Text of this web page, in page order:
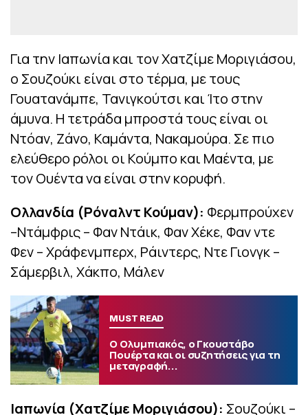
Για την Ιαπωνία και τον Χατζίμε Μοριγιάσου,
ο Σουζούκι είναι στο τέρμα, με τους
Γουατανάμπε, Τανιγκούτσι και Ίτο στην
άμυνα. Η τετράδα μπροστά τους είναι οι
Ντόαν, Ζάνο, Καμάντα, Νακαμούρα. Σε πιο
ελεύθερο ρόλοι οι Κούμπο και Μαέντα, με
τον Ουέντα να είναι στην κορυφή.
Ολλανδία (Ρόναλντ Κούμαν): Φερμπρούχεν
–Ντάμφρις – Φαν Ντάικ, Φαν Χέκε, Φαν ντε
Φεν – Χράφενμπερχ, Ράιντερς, Ντε Γιονγκ –
Σάμερβιλ, Χάκπο, Μάλεν
MUST READ
Ο Ολυμπιακός, ο Γκουστάβο
Πουέρτα και οι συζητήσεις για τη
μεταγραφή...
Ιαπωνία (Χατζίμε Μοριγιάσου): Σουζούκι –